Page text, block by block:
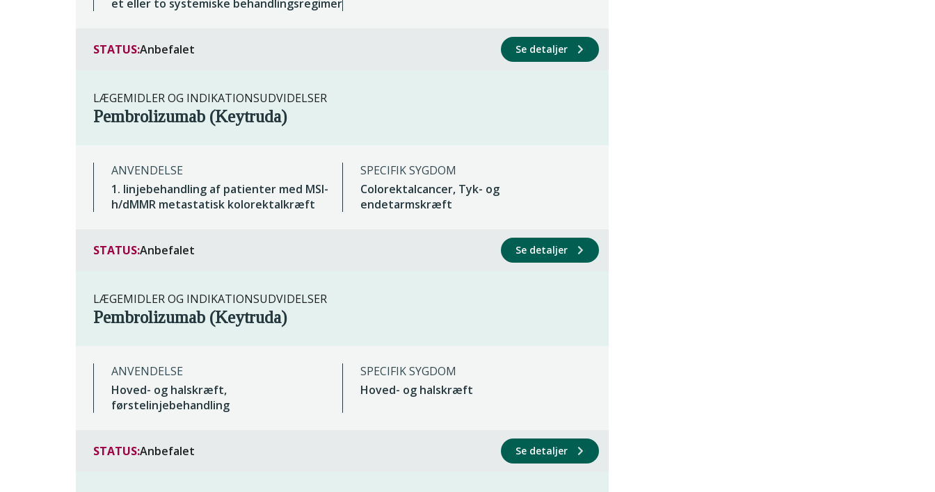
et eller to systemiske behandlingsregimer
STATUS:Anbefalet Se detaljer
LÆGEMIDLER OG INDIKATIONSUDVIDELSER
Pembrolizumab (Keytruda)
ANVENDELSE
1. linjebehandling af patienter med MSI-
h/dMMR metastatisk kolorektalkræft
SPECIFIK SYGDOM
Colorektalcancer, Tyk- og
endetarmskræft
STATUS:Anbefalet Se detaljer
LÆGEMIDLER OG INDIKATIONSUDVIDELSER
Pembrolizumab (Keytruda)
ANVENDELSE
Hoved- og halskræft,
førstelinjebehandling
SPECIFIK SYGDOM
Hoved- og halskræft
STATUS:Anbefalet Se detaljer